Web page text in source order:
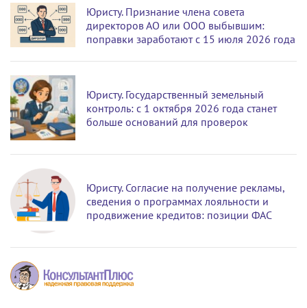
Юристу. Признание члена совета
директоров АО или ООО выбывшим:
поправки заработают с 15 июля 2026 года
Юристу. Государственный земельный
контроль: с 1 октября 2026 года станет
больше оснований для проверок
Юристу. Согласие на получение рекламы,
сведения о программах лояльности и
продвижение кредитов: позиции ФАС